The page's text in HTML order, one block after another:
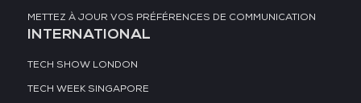
METTEZ À JOUR VOS PRÉFÉRENCES DE COMMUNICATION
INTERNATIONAL
TECH SHOW LONDON
TECH WEEK SINGAPORE